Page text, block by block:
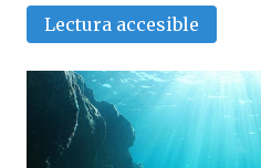
Lectura accesible